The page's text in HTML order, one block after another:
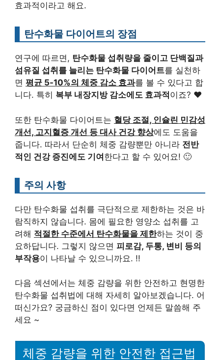
효과적이라고 해요.
탄수화물 다이어트의 장점
연구에 따르면, 탄수화물 섭취량을 줄이고 단백질과
섬유질 섭취를 늘리는 탄수화물 다이어트를 실천하
면 평균 5-10%의 체중 감소 효과를 볼 수 있다고 합
니다. 특히 복부 내장지방 감소에도 효과적 이죠? ♥
또한 탄수화물 다이어트는 혈당 조절, 인슐린 민감성
개선, 고지혈증 개선 등 대사 건강 향상에도 도움을
줍니다. 따라서 단순히 체중 감량뿐만 아니라 전반
적인 건강 증진에도 기여한다고 할 수 있어요! 🙂
주의 사항
다만 탄수화물 섭취를 극단적으로 제한하는 것은 바
람직하지 않습니다. 몸에 필요한 영양소 섭취를 고
려해 적절한 수준에서 탄수화물을 제한하는 것이 중
요하답니다. 그렇지 않으면 피로감, 두통, 변비 등의
부작용이 나타날 수 있으니까요. !!
다음 섹션에서는 체중 감량을 위한 안전하고 현명한
탄수화물 섭취법에 대해 자세히 알아보겠습니다. 어
떠신가요? 궁금하신 점이 있다면 언제든 말씀해 주
세요 ~
체중 감량을 위한 안전한 접근법